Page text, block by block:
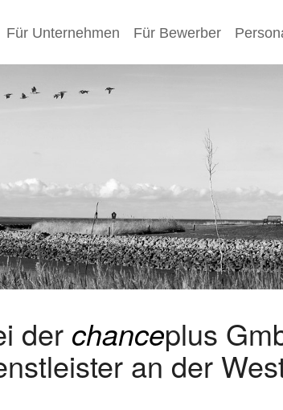
Für Unternehmen Für Bewerber
der chanceplus
an der